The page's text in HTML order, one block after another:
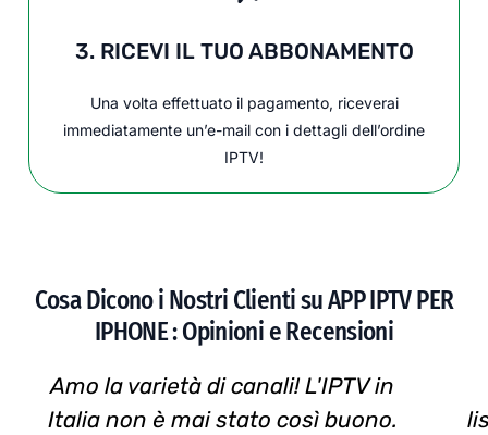
3. RICEVI IL TUO ABBONAMENTO
Una volta effettuato il pagamento, riceverai
immediatamente un’e-mail con i dettagli dell’ordine
IPTV!
Cosa Dicono i Nostri Clienti su APP IPTV PER
IPHONE : Opinioni e Recensioni
Amo la varietà di canali! L'IPTV in
Italia non è mai stato così buono.